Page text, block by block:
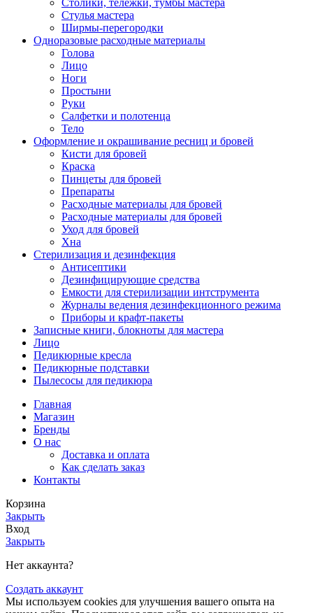
Стулья мастера
Ширмы-перегородки
Одноразовые расходные материалы
Голова
Лицо
Ноги
Простыни
Руки
Салфетки и полотенца
Тело
Оформление и окрашивание ресниц и бровей
Кисти для бровей
Краска
Пинцеты для бровей
Препараты
Расходные материалы для бровей
Расходные материалы для бровей
Уход для бровей
Хна
Стерилизация и дезинфекция
Антисептики
Дезинфицирующие средства
Емкости для стерилизации интструмента
Журналы ведения дезинфекционного режима
Приборы и крафт-пакеты
Записные книги, блокноты для мастера
Лицо
Педикюрные кресла
Педикюрные подставки
Пылесосы для педикюра
Главная
Магазин
Бренды
О нас
Доставка и оплата
Как сделать заказ
Контакты
Корзина
Закрыть
Вход
Закрыть
Нет аккаунта?
Создать аккаунт
Мы используем cookies для улучшения вашего опыта на